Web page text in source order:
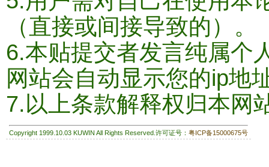
（直接或间接导致的）。
6.本贴提交者发言纯属个
网站会自动显示您的ip地
7.以上条款解释权归本网
Copyright 1999.10.03 KUWIN All Rights Reserved.许可证号： 粤ICP备15000675号